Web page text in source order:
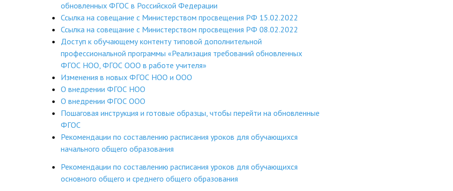
обновленных ФГОС в Российской Федерации
Ссылка на совещание с Министерством просвещения РФ 15.02.2022
Ссылка на совещание с Министерством просвещения РФ 08.02.2022
Доступ к обучающему контенту типовой дополнительной
профессиональной программы «Реализация требований обновленных
ФГОС НОО, ФГОС ООО в работе учителя»
Изменения в новых ФГОС НОО и ООО
О внедрении ФГОС НОО
О внедрении ФГОС ООО
Пошаговая инструкция и готовые образцы, чтобы перейти на обновленные
ФГОС
Рекомендации по составлению расписания уроков для обучающихся
начального общего образования
Рекомендации по составлению расписания уроков для обучающихся
основного общего и среднего общего образования